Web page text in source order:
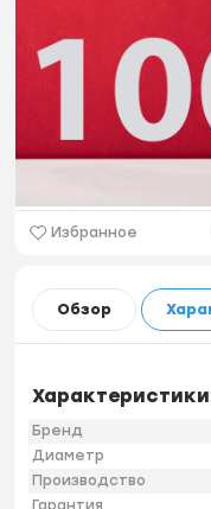
Избранное
Обзор
Бренд
Диаметр
Производство